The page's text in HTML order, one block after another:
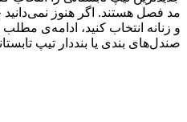
مد فصل هستند. اگر هنوز نمی‌دانید
و زنانه انتخاب کنید، ادامه‌ی
صندل‌های بندی یا بنددار تیپ